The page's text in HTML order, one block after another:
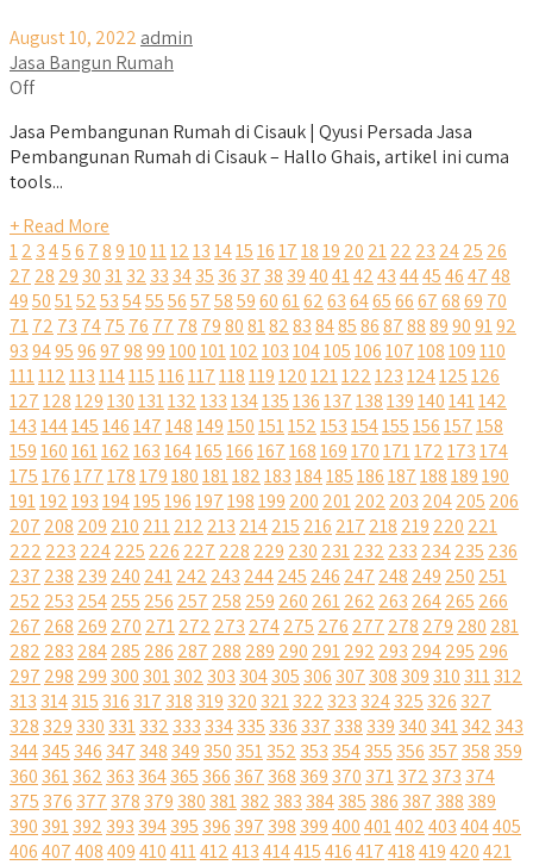
August 10, 2022 admin
Jasa Bangun Rumah
Off
Jasa Pembangunan Rumah di Cisauk | Qyusi Persada Jasa
Pembangunan Rumah di Cisauk – Hallo Ghais, artikel ini cuma
tools...
+ Read More
12 3456 78910111213141516171819 20 2122 23 2425 26
27 28 29 30 3132 33 3435 36 37 38 39404142434445464748
495051525354555657585960616263646566676869 70
7172 73 7475 76 77 78 7980818283848586878889909192
93949596979899100101102103104105106107108109110
111112113114115116117118119120121122123124125126
127128129130131132133134135136137138139140141142
143144145146147148149150151152153154155156157158
159160161162163164165166167168169170171172173174
175176177178179180181182183184185186187188189190
191192193194195196197198199 200 201202 203 204205 206
207 208 209 210 211212 213 214215 216 217 218 219 220 221
222 223 224225 226 227 228 229 230 231232 233 234235 236
237 238 239 240 241242 243 244245 246 247 248 249 250 251
252 253 254255 256 257 258 259 260 261262 263 264265 266
267 268 269 270 271272 273 274275 276 277 278 279 280 281
282 283 284285 286 287 288 289 290 291292 293 294295 296
297 298 299 300 301302 303 304305 306 307 308 309 310 311312
313 314315 316 317 318 319 320 321322 323 324325 326 327
328 329 330 331332 333 334335 336 337 338 339 340 341342 343
344345 346 347 348 349 350 351352 353 354355 356 357 358 359
360 361362 363 364365 366 367 368 369 370 371372 373 374
375 376 377 378 379 380 381382 383 384385 386 387 388 389
390 391392 393 394395 396 397 398 399400401402403404405
406407408409410411412413414415416417418419420421